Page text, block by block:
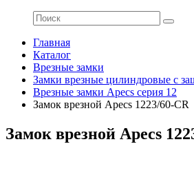
Главная
Каталог
Врезные замки
Замки врезные цилиндровые с
Врезные замки Apecs серия 12
Замок врезной Apecs 1223/60-CR
Замок врезной Apecs